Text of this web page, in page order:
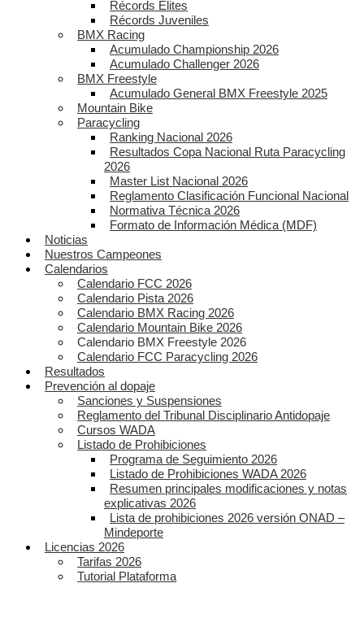
Récords Élites
Récords Juveniles
BMX Racing
Acumulado Championship 2026
Acumulado Challenger 2026
BMX Freestyle
Acumulado General BMX Freestyle 2025
Mountain Bike
Paracycling
Ranking Nacional 2026
Resultados Copa Nacional Ruta Paracycling
2026
Master List Nacional 2026
Reglamento Clasificación Funcional Nacional
Normativa Técnica 2026
Formato de Información Médica (MDF)
Noticias
Nuestros Campeones
Calendarios
Calendario FCC 2026
Calendario Pista 2026
Calendario BMX Racing 2026
Calendario Mountain Bike 2026
Calendario BMX Freestyle 2026
Calendario FCC Paracycling 2026
Resultados
Prevención al dopaje
Sanciones y Suspensiones
Reglamento del Tribunal Disciplinario Antidopaje
Cursos WADA
Listado de Prohibiciones
Programa de Seguimiento 2026
Listado de Prohibiciones WADA 2026
Resumen principales modificaciones y notas
explicativas 2026
Lista de prohibiciones 2026 versión ONAD –
Mindeporte
Licencias 2026
Tarifas 2026
Tutorial Plataforma